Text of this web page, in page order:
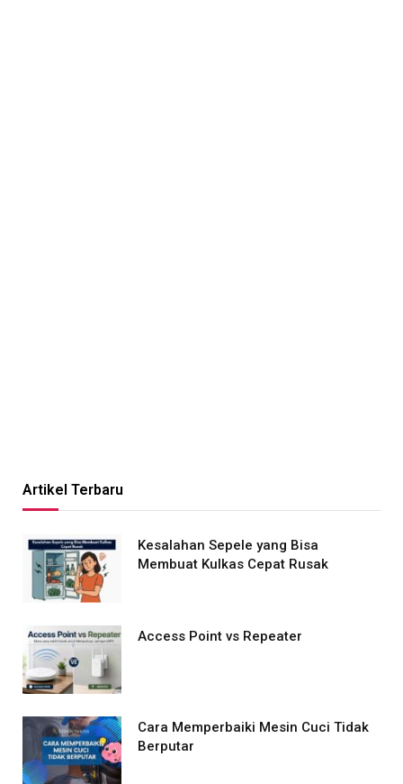
Artikel Terbaru
Kesalahan Sepele yang Bisa
Membuat Kulkas Cepat Rusak
Access Point vs Repeater
Cara Memperbaiki Mesin Cuci Tidak
Berputar